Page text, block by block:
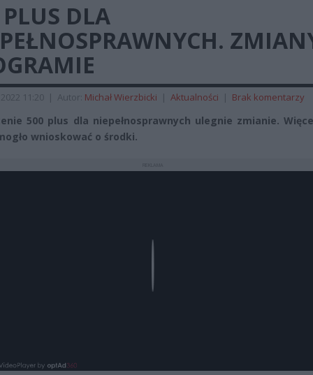
DLA
11:20 | Autor: Michał Wierzbicki | Aktualności | Brak komentarzy
500 plus dla niepełnosprawnych ulegnie zmianie.
wnioskować o środki.